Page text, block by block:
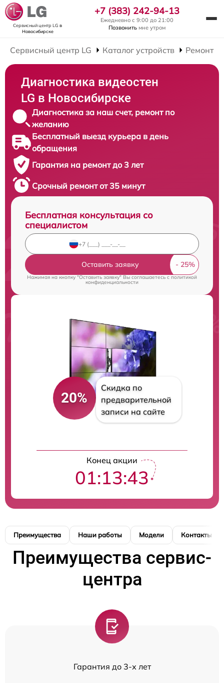
Сервисный центр LG в
Новосибирске
+7 (383) 242-94-13
Ежедневно с 9:00 до 21:00
Позвонить мне утром
Сервисный центр LG Каталог устройств Ремонт
Диагностика видеостен
LG в Новосибирске
Диагностика за наш счет, ремонт по
желанию
Бесплатный выезд курьера в день
обращения
Гарантия на ремонт до 3 лет
Срочный ремонт от 35 минут
Бесплатная консультация со
специалистом
Оставить заявку
Нажимая на кнопку "Оставить заявку" Вы соглашаетесь cполитикой
конфиденциальности
20%
Скидка по
предварительной
записи на сайте
Конец акции
01:13:42
Преимущества Наши работы Модели Контакты
Преимущества сервис-
центра
Гарантия до 3-х лет